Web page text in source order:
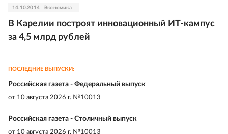
14.10.2014 Экономика
В Карелии построят инновационный ИТ-кампус
за 4,5 млрд рублей
ПОСЛЕДНИЕ ВЫПУСКИ:
Российская газета - Федеральный выпуск
от 10 августа 2026 г. №10013
Российская газета - Столичный выпуск
от 10 августа 2026 г. №10013